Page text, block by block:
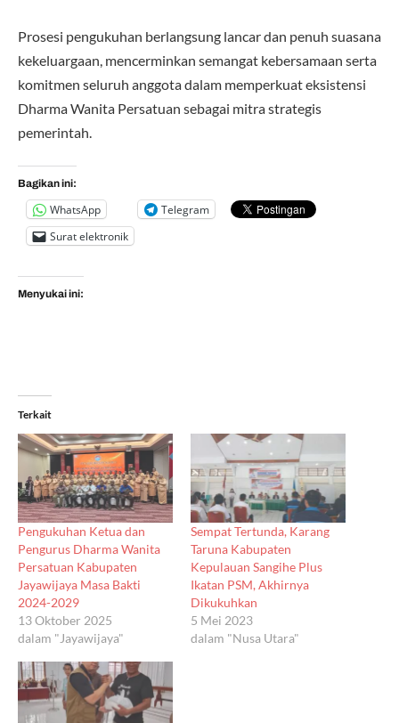
Prosesi pengukuhan berlangsung lancar dan penuh suasana
kekeluargaan, mencerminkan semangat kebersamaan serta
komitmen seluruh anggota dalam memperkuat eksistensi
Dharma Wanita Persatuan sebagai mitra strategis
pemerintah.
Bagikan ini:
WhatsApp
Telegram
Surat elektronik
Menyukai ini:
Terkait
Pengukuhan Ketua dan
Pengurus Dharma Wanita
Persatuan Kabupaten
Jayawijaya Masa Bakti
2024-2029
13 Oktober 2025
dalam "Jayawijaya"
Sempat Tertunda, Karang
Taruna Kabupaten
Kepulauan Sangihe Plus
Ikatan PSM, Akhirnya
Dikukuhkan
5 Mei 2023
dalam "Nusa Utara"